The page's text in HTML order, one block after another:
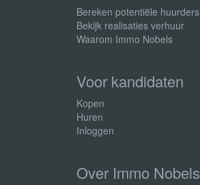
Bereken potentiële huurders
Bekijk realisaties verhuur
Waarom Immo Nobels
Voor kandidaten
Kopen
Huren
Inloggen
Over Immo Nobels